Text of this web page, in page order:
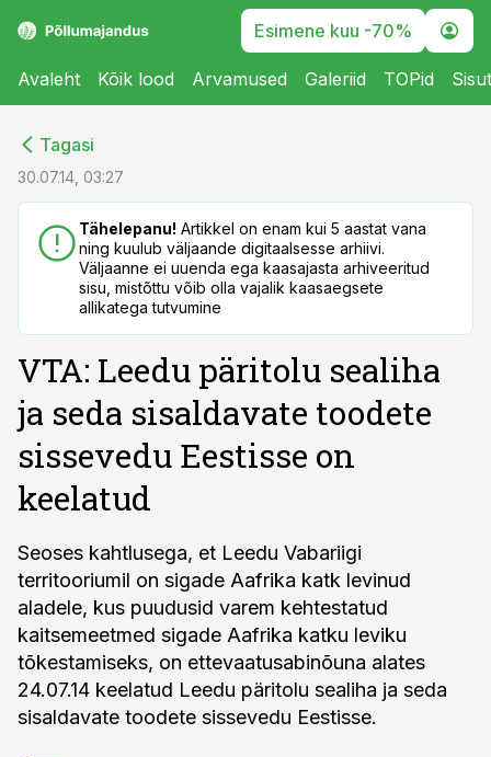
Esimene kuu -70%
Avaleht Kõik lood Arvamused Galeriid TOPid
Tagasi
30.07.14, 03:27
Tähelepanu! Artikkel on enam kui 5 aastat vana
ning kuulub väljaande digitaalsesse arhiivi.
Väljaanne ei uuenda ega kaasajasta arhiveeritud
sisu, mistõttu võib olla vajalik kaasaegsete
allikatega tutvumine
VTA: Leedu päritolu sealiha
ja seda sisaldavate toodete
sissevedu Eestisse on
keelatud
Seoses kahtlusega, et Leedu Vabariigi
territooriumil on sigade Aafrika katk levinud
aladele, kus puudusid varem kehtestatud
kaitsemeetmed sigade Aafrika katku leviku
tõkestamiseks, on ettevaatusabinõuna alates
24.07.14 keelatud Leedu päritolu sealiha ja seda
sisaldavate toodete sissevedu Eestisse.